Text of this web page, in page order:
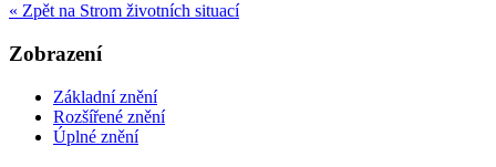
« Zpět na Strom životních situací
Zobrazení
Základní znění
Rozšířené znění
Úplné znění